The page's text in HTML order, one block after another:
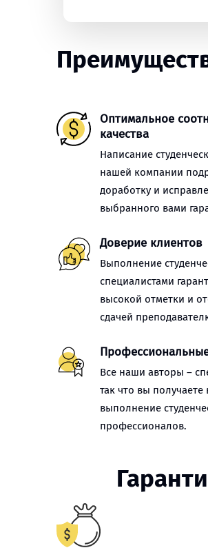
Оптимальное
качества
Написание
нашей компании
доработку и
выбранного вами
Доверие клиентов
Выполнение
специалистами
высокой отметки и
сдачей
Все наши авторы –
так что вы
выполнение
профессионалов.